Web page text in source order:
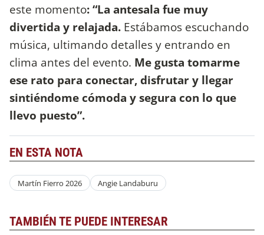
este momento: “La antesala fue muy
divertida y relajada. Estábamos escuchando
música, ultimando detalles y entrando en
clima antes del evento. Me gusta tomarme
ese rato para conectar, disfrutar y llegar
sintiéndome cómoda y segura con lo que
llevo puesto”.
EN ESTA NOTA
Martín Fierro 2026 Angie Landaburu
TAMBIÉN TE PUEDE INTERESAR